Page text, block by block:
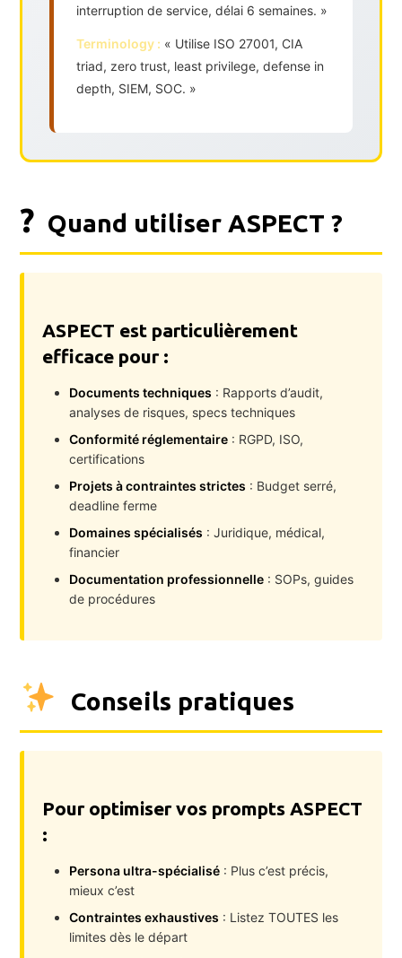
interruption de service, délai 6 semaines. »
Terminology : « Utilise ISO 27001, CIA
triad, zero trust, least privilege, defense in
depth, SIEM, SOC. »
? Quand utiliser ASPECT ?
ASPECT est particulièrement
efficace pour :
Documents techniques : Rapports d’audit,
analyses de risques, specs techniques
Conformité réglementaire : RGPD, ISO,
certifications
Projets à contraintes strictes : Budget serré,
deadline ferme
Domaines spécialisés : Juridique, médical,
financier
Documentation professionnelle : SOPs, guides
de procédures
Conseils pratiques
Pour optimiser vos prompts ASPECT
:
Persona ultra-spécialisé : Plus c’est précis,
mieux c’est
Contraintes exhaustives : Listez TOUTES les
limites dès le départ